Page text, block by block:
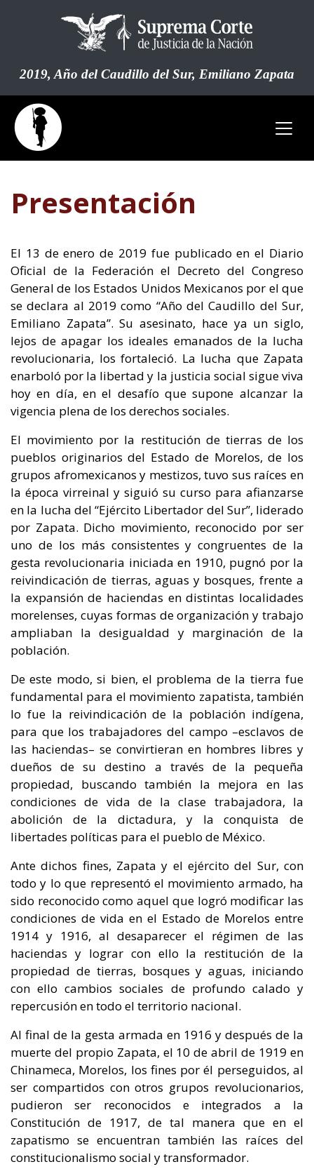
al
contenido
2019, Año del Caudillo del Sur, Emiliano Zapata
Presentación
El 13 de enero de 2019 fue publicado en el Diario
Oficial de la Federación el Decreto del Congreso
General de los Estados Unidos Mexicanos por el que
se declara al 2019 como “Año del Caudillo del Sur,
Emiliano Zapata”. Su asesinato, hace ya un siglo,
lejos de apagar los ideales emanados de la lucha
revolucionaria, los fortaleció. La lucha que Zapata
enarboló por la libertad y la justicia social sigue viva
hoy en día, en el desafío que supone alcanzar la
vigencia plena de los derechos sociales.
El movimiento por la restitución de tierras de los
pueblos originarios del Estado de Morelos, de los
grupos afromexicanos y mestizos, tuvo sus raíces en
la época virreinal y siguió su curso para afianzarse
en la lucha del “Ejército Libertador del Sur”, liderado
por Zapata. Dicho movimiento, reconocido por ser
uno de los más consistentes y congruentes de la
gesta revolucionaria iniciada en 1910, pugnó por la
reivindicación de tierras, aguas y bosques, frente a
la expansión de haciendas en distintas localidades
morelenses, cuyas formas de organización y trabajo
ampliaban la desigualdad y marginación de la
población.
De este modo, si bien, el problema de la tierra fue
fundamental para el movimiento zapatista, también
lo fue la reivindicación de la población indígena,
para que los trabajadores del campo –esclavos de
las haciendas– se convirtieran en hombres libres y
dueños de su destino a través de la pequeña
propiedad, buscando también la mejora en las
condiciones de vida de la clase trabajadora, la
abolición de la dictadura, y la conquista de
libertades políticas para el pueblo de México.
Ante dichos fines, Zapata y el ejército del Sur, con
todo y lo que representó el movimiento armado, ha
sido reconocido como aquel que logró modificar las
condiciones de vida en el Estado de Morelos entre
1914 y 1916, al desaparecer el régimen de las
haciendas y lograr con ello la restitución de la
propiedad de tierras, bosques y aguas, iniciando
con ello cambios sociales de profundo calado y
repercusión en todo el territorio nacional.
Al final de la gesta armada en 1916 y después de la
muerte del propio Zapata, el 10 de abril de 1919 en
Chinameca, Morelos, los fines por él perseguidos, al
ser compartidos con otros grupos revolucionarios,
pudieron ser reconocidos e integrados a la
Constitución de 1917, de tal manera que en el
zapatismo se encuentran también las raíces del
constitucionalismo social y transformador.